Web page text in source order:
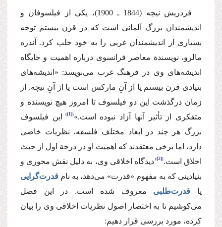
فردریش نیچه (1844 ـ 1900)، یكی از فیلسوفان و
اندیشمندان بزرگ آلمانی است كه در قرن بیستم توجه
بسیاری از اندیشمندان غربی را به خود جلب كرد. آندره
مالرو، نویسندة‌ معاصر فرانسوی درباره اهمیت و جایگاه
اندیشه‌های وی در فرهنگ غرب می‌نویسد: «اندیشه‌های
بنیادی قرن بیستم یا از آنِ ماركس است یا از آنِ نیچه. از
زمان درگذشت این دو فیلسوف تا امروز هیچ نویسنده و
متفكری از تأثیر آنها آزاد نبوده است.» (1)
این فیلسوف
بزرگ هر چند در ابعاد مختلف فلسفه،‌ نظریات خاصی
دارد، اما برخی معتقدند كه اهمیت او در درجة اول از حیث
اخلاق است. (2)
دیدگاه اخلاقی وی،‌ به دلیل نقش محوری و
بنیادینی كه به مفهوم «قدرت» می‌دهد، به نام قدرت‌گرایی
یا قدرت‌طلبی معروف شده است. در این فصل
می‌كوشیم تا به اختصار اصول نظریات اخلاقی وی را بیان
كرده، مورد بررسی قرار دهیم: